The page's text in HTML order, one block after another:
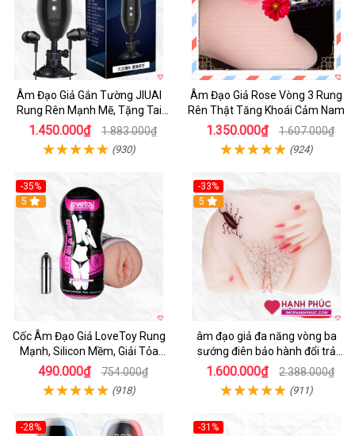
Âm Đạo Giả Gắn Tường JIUAI
Rung Rên Mạnh Mẽ, Tặng Tai
Nghe
1.450.000₫ 1.883.000₫
(930)
Âm Đạo Giả Rose Vòng 3 Rung
Rên Thật Tăng Khoái Cảm Nam
1.350.000₫ 1.607.000₫
(924)
-35%
5
Cốc Âm Đạo Giả LoveToy Rung
Mạnh, Silicon Mềm, Giải Tỏa
Sinh Lý
490.000₫ 754.000₫
(918)
-33%
5
âm đạo giả đa năng vòng ba
sướng điên bảo hành đổi trả
nhanh
1.600.000₫ 2.388.000₫
(911)
-28%
-31%